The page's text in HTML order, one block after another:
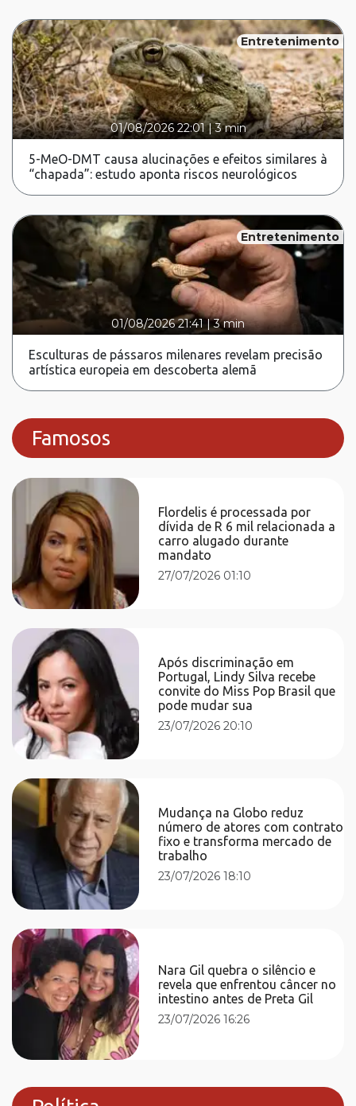
Entretenimento
01/08/2026 22:01|3 min
5-MeO-DMT causa alucinações e efeitos similares à
“chapada”: estudo aponta riscos neurológicos
Entretenimento
01/08/2026 21:41 |3 min
Esculturas de pássaros milenares revelam precisão
artística europeia em descoberta alemã
Famosos
Flordelis é processada por
dívida de R 6 mil relacionada a
carro alugado durante
mandato
27/07/2026 01:10
Após discriminação em
Portugal, Lindy Silva recebe
convite do Miss Pop Brasil que
pode mudar sua
23/07/2026 20:10
Mudança na Globo reduz
número de atores com contrato
fixo e transforma mercado de
trabalho
23/07/2026 18:10
Nara Gil quebra o silêncio e
revela que enfrentou câncer no
intestino antes de Preta Gil
23/07/2026 16:26